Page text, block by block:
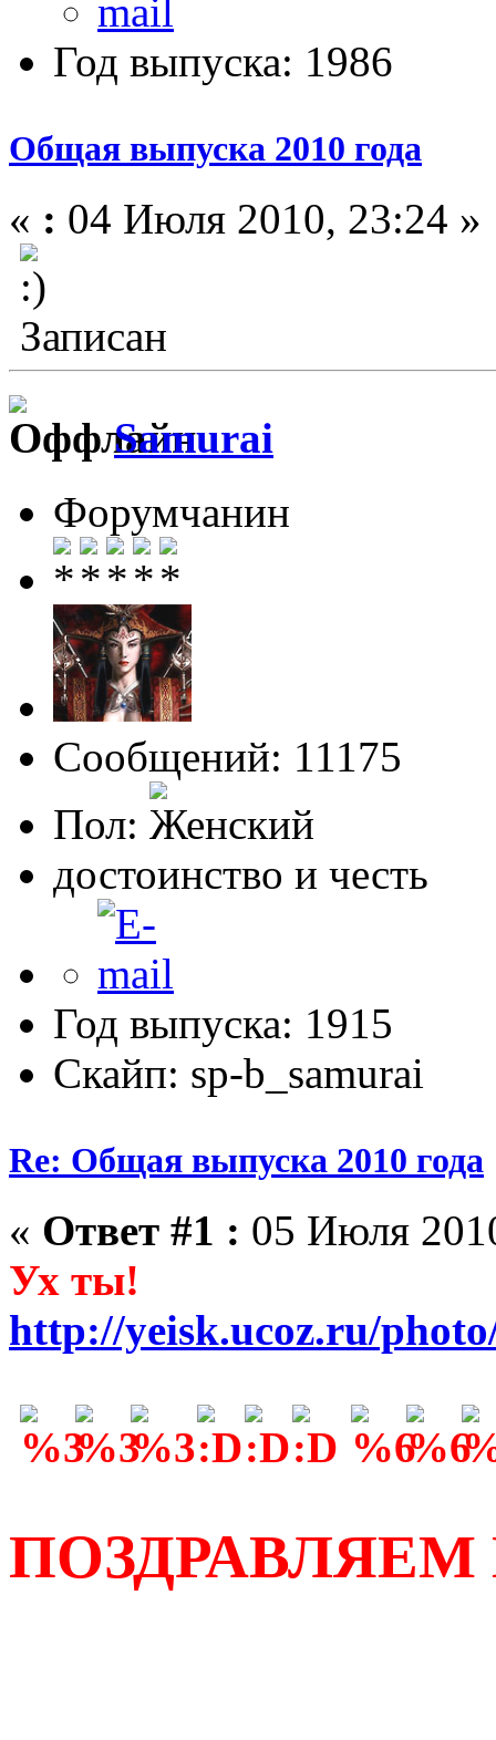
Год выпуска: 1986
Общая выпуска 2010 года
« : 04 Июля 2010, 23:24 »
Записан
Samurai
Форумчанин
Сообщений: 11175
Пол:
достоинство и честь
Год выпуска: 1915
Скайп: sp-b_samurai
Re: Общая выпуска 2010 года
« Ответ #1 : 05 Июля
Ух ты!
http://yeisk.ucoz.ru/